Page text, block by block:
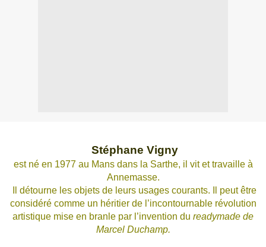
Stéphane Vigny
est né en 1977 au Mans dans la Sarthe, il vit et travaille à
Annemasse.
Il détourne les objets de leurs usages courants. Il peut être
considéré comme un héritier de l’incontournable révolution
artistique mise en branle par l’invention du readymade de
Marcel Duchamp.